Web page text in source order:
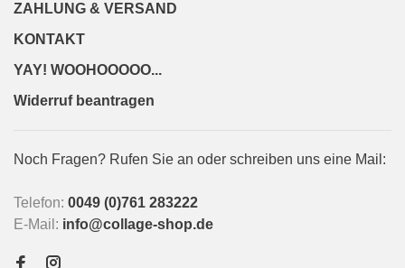
ZAHLUNG & VERSAND
KONTAKT
YAY! WOOHOOOOO...
Widerruf beantragen
Noch Fragen? Rufen Sie an oder schreiben uns eine Mail:
Telefon: 0049 (0)761 283222
E-Mail: info@collage-shop.de